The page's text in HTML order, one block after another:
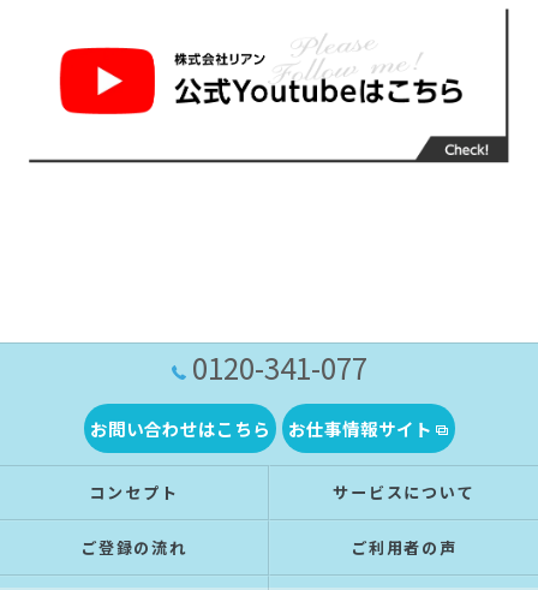
0120-341-077
お問い合わせはこちら お仕事情報サイト
コンセプト サービスについて
ご登録の流れ ご利用者の声